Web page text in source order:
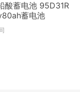
酸蓄电池 95D31R
蓄电池